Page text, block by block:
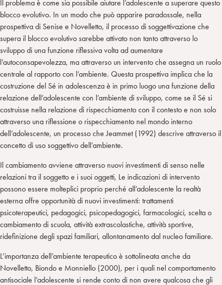
Il problema è come sia possibile aiutare l’adolescente a superare questo
blocco evolutivo. In un modo che può apparire paradossale, nella
prospettiva di Senise e Novelletto, il processo di soggettivazione che
supera il blocco evolutivo sarebbe attivato non tanto attraverso lo
sviluppo di una funzione riflessiva volta ad aumentare
l’autoconsapevolezza, ma attraverso un intervento che assegna un ruolo
centrale al rapporto con l’ambiente. Questa prospettiva implica che la
costruzione del Sé in adolescenza è in primo luogo una funzione della
relazione dell’adolescente con l’ambiente di sviluppo, come se il Sé si
costruisse nella relazione di rispecchiamento con il contesto e non solo
attraverso una riflessione o rispecchiamento nel mondo interno
dell’adolescente, un processo che Jeammet (1992) descrive attraverso il
concetto di uso soggettivo dell’ambiente.
Il cambiamento avviene attraverso nuovi investimenti di senso nelle
relazioni tra il soggetto e i suoi oggetti, Le indicazioni di intervento
possono essere molteplici proprio perché all’adolescente la realtà
esterna offre opportunità di nuovi investimenti: trattamenti
psicoterapeutici, pedagogici, psicopedagogici, farmacologici, scelta o
cambiamento di scuola, attività extrascolastiche, attività sportive,
ridefinizione degli spazi familiari, allontanamento dal nucleo familiare.
L’importanza dell’ambiente terapeutico è sottolineata anche da
Novelletto, Biondo e Monniello (2000), per i quali nel comportamento
antisociale l’adolescente si rende conto di non avere qualcosa che gli